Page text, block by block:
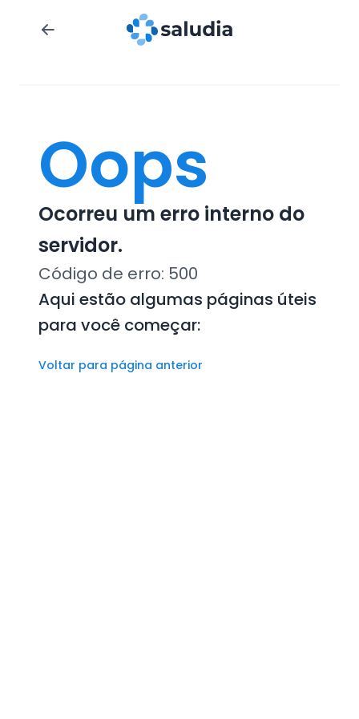
Oops
Ocorreu um erro interno do
servidor.
Código de erro: 500
Aqui estão algumas páginas úteis
para você começar:
Voltar para página anterior